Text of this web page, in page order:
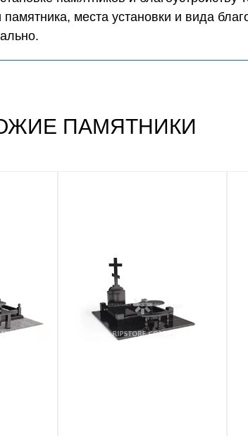
места установки и вида
ПАМЯТНИКИ